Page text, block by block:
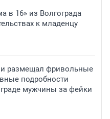
в 16» из Волгограда
к младенцу
размещал фривольные
подробности
мужчины за фейки